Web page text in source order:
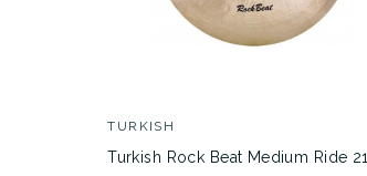
TURKISH
Turkish Rock Beat Medium Ride 21